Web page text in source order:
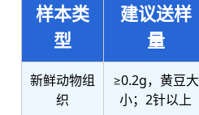
样本类
型
建议送样
量
新鲜动物组
织
≥0.2g，黄豆大
小；2针以上